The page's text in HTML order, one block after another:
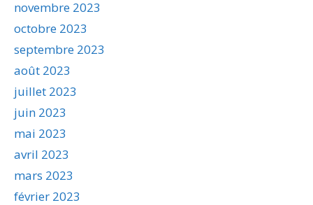
novembre 2023
octobre 2023
septembre 2023
août 2023
juillet 2023
juin 2023
mai 2023
avril 2023
mars 2023
février 2023